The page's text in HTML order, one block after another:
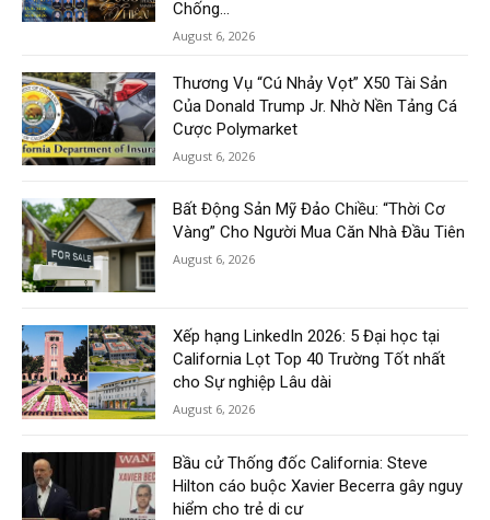
Chống...
August 6, 2026
Thương Vụ “Cú Nhảy Vọt” X50 Tài Sản
Của Donald Trump Jr. Nhờ Nền Tảng Cá
Cược Polymarket
August 6, 2026
Bất Động Sản Mỹ Đảo Chiều: “Thời Cơ
Vàng” Cho Người Mua Căn Nhà Đầu Tiên
August 6, 2026
Xếp hạng LinkedIn 2026: 5 Đại học tại
California Lọt Top 40 Trường Tốt nhất
cho Sự nghiệp Lâu dài
August 6, 2026
Bầu cử Thống đốc California: Steve
Hilton cáo buộc Xavier Becerra gây nguy
hiểm cho trẻ di cư